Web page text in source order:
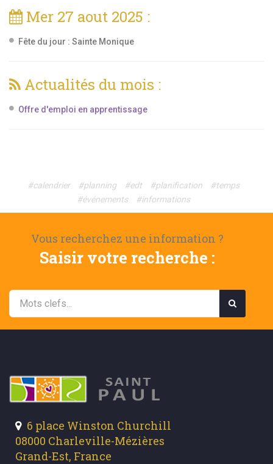
Mer 27 aout 2025 :
Fête du jour : Sainte Monique
Actualités du mois :
Offre d'emploi en apprentissage
#calendrier #planning #edt #planification
#temps
#événements
#informations
Vous recherchez une information ?
Saisir votre recherche :
6 place Winston Churchill
08000 Charleville-Mézières
Grand-Est, France